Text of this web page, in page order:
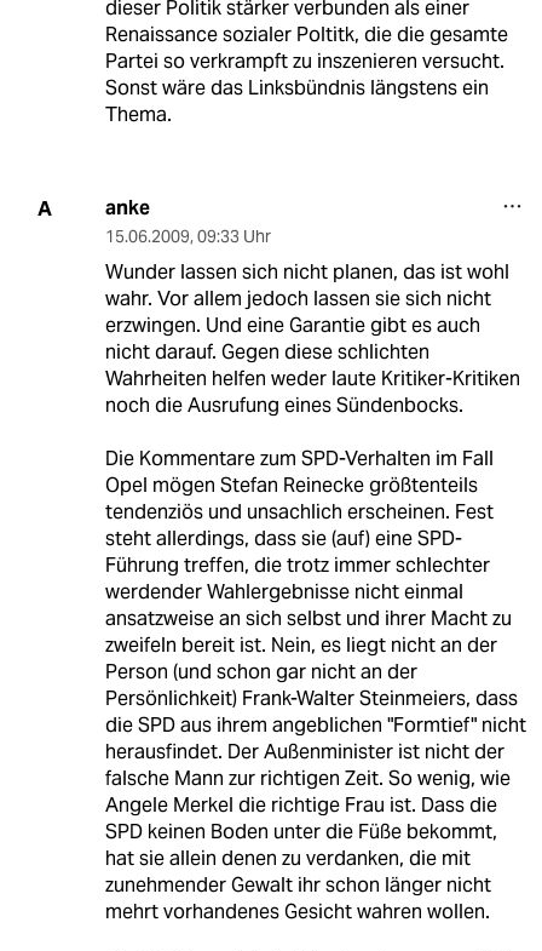
dieser Politik stärker verbunden als einer
Renaissance sozialer Poltitk, die die gesamte
Partei so verkrampft zu inszenieren versucht.
Sonst wäre das Linksbündnis längstens ein
Thema.
A anke
15.06.2009, 09:33 Uhr
Wunder lassen sich nicht planen, das ist wohl
wahr. Vor allem jedoch lassen sie sich nicht
erzwingen. Und eine Garantie gibt es auch
nicht darauf. Gegen diese schlichten
Wahrheiten helfen weder laute Kritiker-Kritiken
noch die Ausrufung eines Sündenbocks.
Die Kommentare zum SPD-Verhalten im Fall
Opel mögen Stefan Reinecke größtenteils
tendenziös und unsachlich erscheinen. Fest
steht allerdings, dass sie (auf) eine SPD-
Führung treffen, die trotz immer schlechter
werdender Wahlergebnisse nicht einmal
ansatzweise an sich selbst und ihrer Macht zu
zweifeln bereit ist. Nein, es liegt nicht an der
Person (und schon gar nicht an der
Persönlichkeit) Frank-Walter Steinmeiers, dass
die SPD aus ihrem angeblichen "Formtief" nicht
herausfindet. Der Außenminister ist nicht der
falsche Mann zur richtigen Zeit. So wenig, wie
Angele Merkel die richtige Frau ist. Dass die
SPD keinen Boden unter die Füße bekommt,
hat sie allein denen zu verdanken, die mit
zunehmender Gewalt ihr schon länger nicht
mehrt vorhandenes Gesicht wahren wollen.